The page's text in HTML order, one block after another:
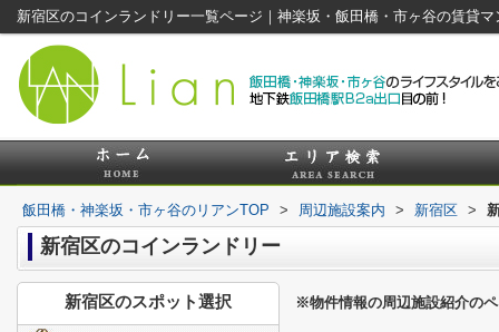
新宿区のコインランドリー一覧ページ｜神楽坂・飯田橋・市ヶ谷の賃貸
飯田橋・神楽坂・市ヶ谷のリアンTOP > 周辺施設案内 > 新宿区 >
新宿区のコインランドリー
※物件情報の周辺施設紹介の
新宿区のスポット選択